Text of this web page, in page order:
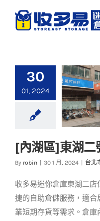
30
01, 2024
[內湖區
[內湖區]東湖二
By robin 30 1 月, 2024 台北
收多易迷你倉庫東湖二
捷的自助倉儲服務，適
業短期存貨等需求。倉庫